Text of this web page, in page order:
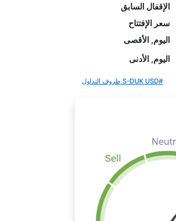
الإقفال السابق
سعر الإفتتاح
اليوم, الأقصى
اليوم, الأدنى
#S-DUK USD ظروف التداول